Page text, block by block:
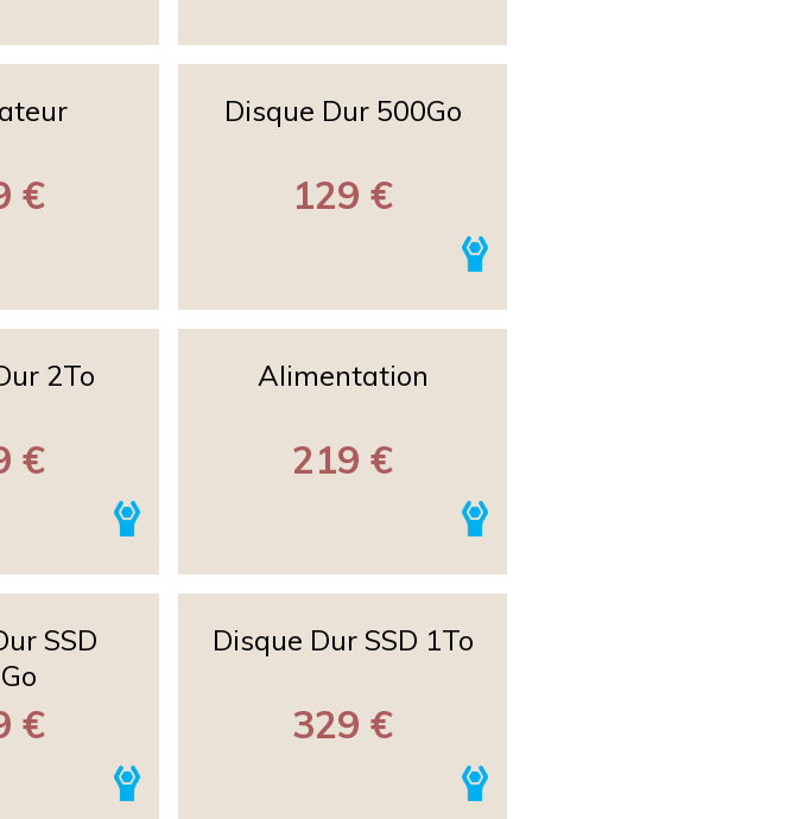
€
Disque Dur 500Go
129 €
2To
€
Alimentation
219 €
SSD
€
Disque Dur SSD 1To
329 €